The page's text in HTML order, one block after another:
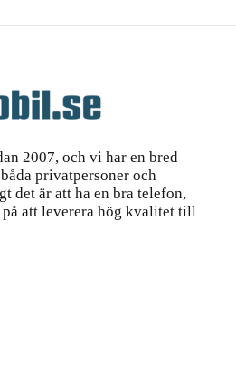
2007, och vi har en bred
privatpersoner och
det är att ha en bra telefon,
att leverera hög kvalitet till